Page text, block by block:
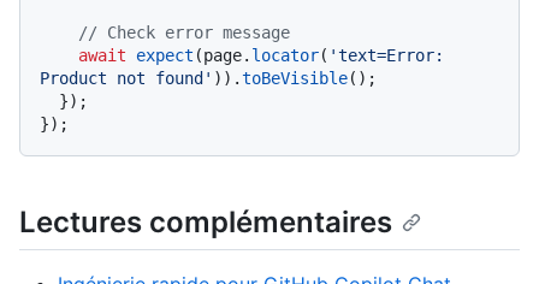
// Check error message
await
expect (page. locator( 'text=Error:
Product not found' )).toBeVisible();
Lectures complémentaires